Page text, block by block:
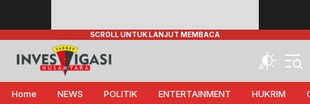
Target Investigasi Nusantara
Edukasi Nusantara
Home NEWS POLITIK ENTERTAINMENT HUKRIM